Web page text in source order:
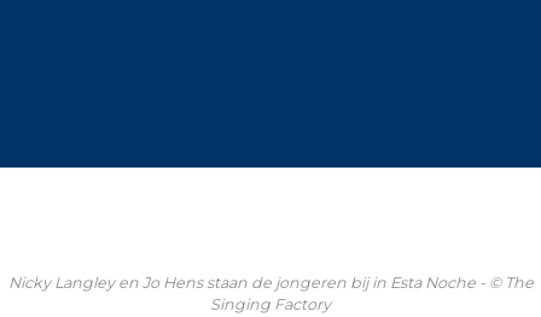
Nicky Langley en Jo Hens staan de jongeren bij in Esta Noche - © The
Singing Factory